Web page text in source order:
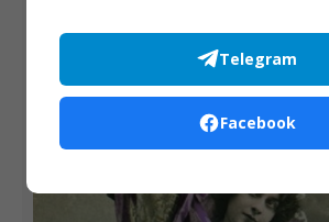
КОЛИСЬ У СТАНИСЛАВОВІ.
Telegram
Facebook